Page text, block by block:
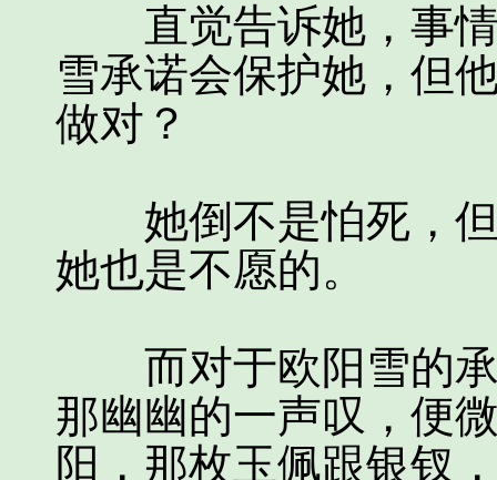
直觉告诉她，事情
雪承诺会保护她，但
做对？
她倒不是怕死，但
她也是不愿的。
而对于欧阳雪的承
那幽幽的一声叹，便
阳，那枚玉佩跟银钗